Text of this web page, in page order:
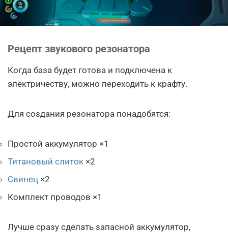
Рецепт звукового резонатора
Когда база будет готова и подключена к
электричеству, можно переходить к крафту.
Для создания резонатора понадобятся:
Простой аккумулятор ×1
Титановый слиток ×2
Свинец ×2
Комплект проводов ×1
Лучше сразу сделать запасной аккумулятор,